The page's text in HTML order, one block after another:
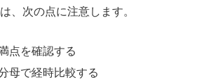
、次の点に注意します。
点を確認する
母で経時比較する